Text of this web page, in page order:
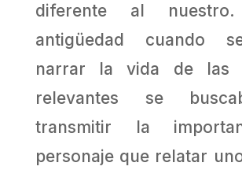
diferente al
antigüedad cuando
narrar la vida de las
relevantes se
transmitir la
personaje que relatar